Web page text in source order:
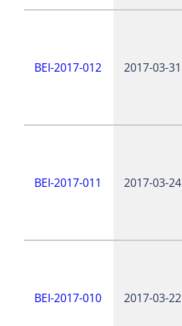
BEI-2017-012 2017-03-31
BEI-2017-011 2017-03-24
BEI-2017-010 2017-03-22